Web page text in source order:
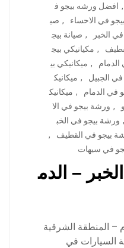
, افضل ورشه بيجو ف
في الاحساء , صي
الخبر , صيانة بيج
, مكيانيكي بيج
الدمام , ميكانيكي بي
في الجبيل , ميكانيك
في الدمام , ميكانيك
, ورشة بيجو في الا
, ورشة بيجو في الخب
بيجو في القطيف
,
في سيهات
– الدم
– المنطقة الشرقية
السيارات في